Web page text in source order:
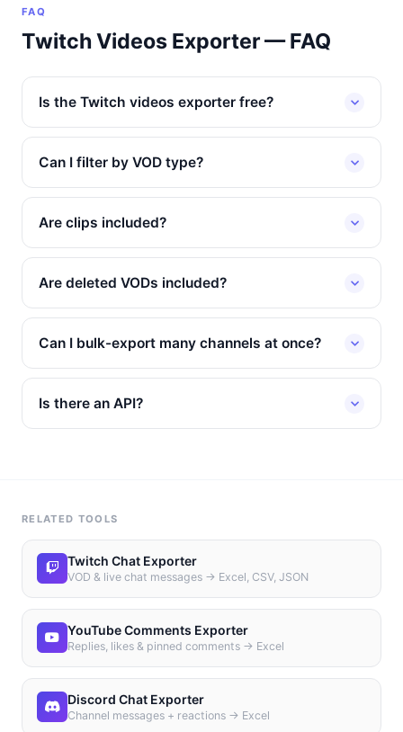
FAQ
Twitch Videos Exporter — FAQ
Is the Twitch videos exporter free?
Can I filter by VOD type?
Are clips included?
Are deleted VODs included?
Can I bulk-export many channels at once?
Is there an API?
RELATED TOOLS
Twitch Chat Exporter
VOD & live chat messages → Excel, CSV, JSON
YouTube Comments Exporter
Replies, likes & pinned comments → Excel
Discord Chat Exporter
Channel messages + reactions → Excel